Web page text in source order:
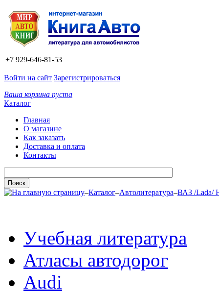
+7 929-646-81-53
Войти на сайт Зарегистрироваться
Ваша корзина пуста
Каталог
Главная
О магазине
Как заказать
Доставка и оплата
Контакты
–Каталог–Автолитература–ВАЗ /Lada/
Учебная литература
Атласы автодорог
Audi